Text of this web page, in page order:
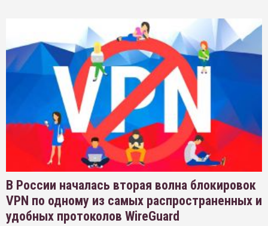
В России началась вторая волна блокировок
VPN по одному из самых распространенных и
удобных протоколов WireGuard